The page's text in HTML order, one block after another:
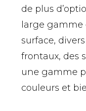
de plus
large gamme
surface,
frontaux, des
une gamme
couleurs et